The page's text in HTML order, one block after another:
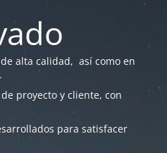
alta calidad, así como en
proyecto y cliente, con
para satisfacer